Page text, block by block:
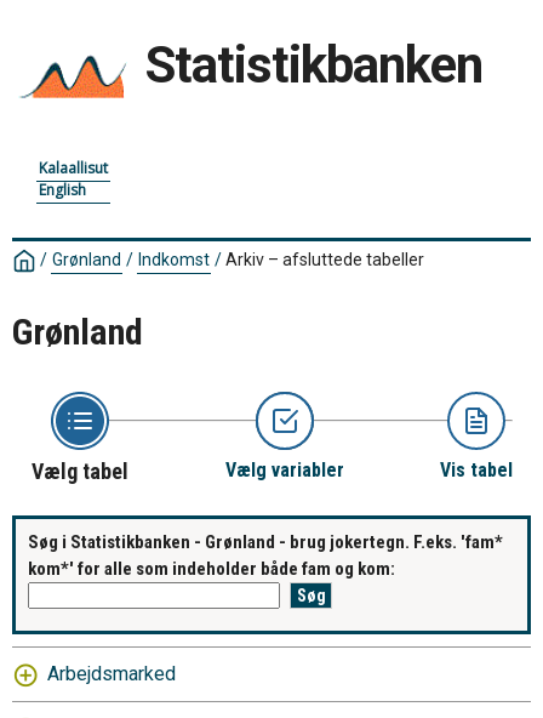
Statistikbanken
Kalaallisut
English
/ Grønland / Indkomst /Arkiv – afsluttede tabeller
Grønland
Vælg tabel Vælg variabler Vis tabel
Søg i Statistikbanken - Grønland - brug jokertegn. F.eks. 'fam*
kom*' for alle som indeholder både fam og kom:
Arbejdsmarked